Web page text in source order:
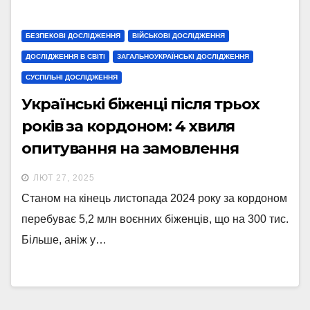
БЕЗПЕКОВІ ДОСЛІДЖЕННЯ ВІЙСЬКОВІ ДОСЛІДЖЕННЯ
ДОСЛІДЖЕННЯ В СВІТІ ЗАГАЛЬНОУКРАЇНСЬКІ ДОСЛІДЖЕННЯ
СУСПІЛЬНІ ДОСЛІДЖЕННЯ
Українські біженці після трьох
років за кордоном: 4 хвиля
опитування на замовлення
Центру економічної стратегії.
ЛЮТ 27, 2025
Станом на кінець листопада 2024 року за кордоном
перебуває 5,2 млн воєнних біженців, що на 300 тис.
Більше, аніж у…